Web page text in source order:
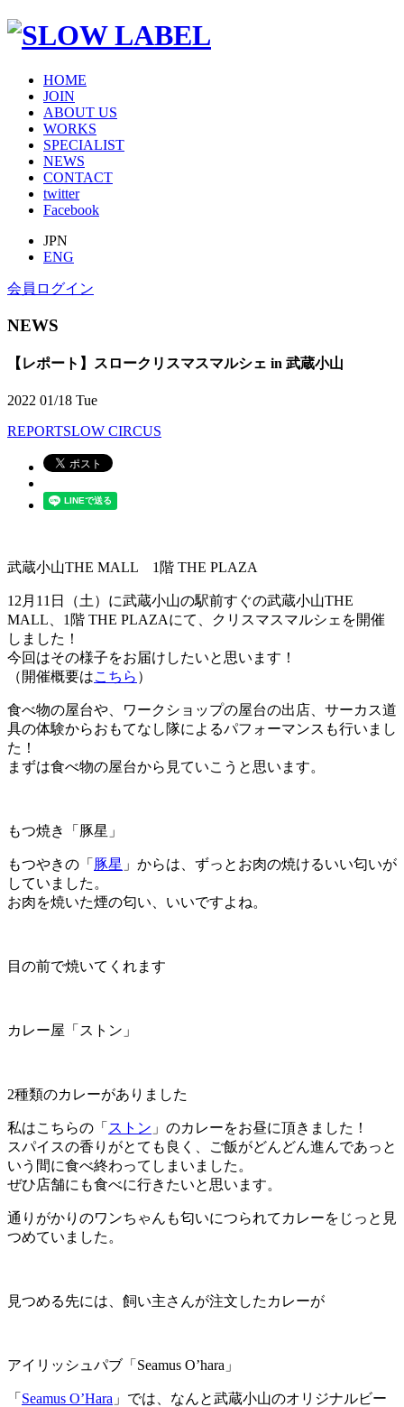
HOME
JOIN
ABOUT US
WORKS
SPECIALIST
NEWS
CONTACT
twitter
Facebook
JPN
ENG
会員ログイン
NEWS
【レポート】スロークリスマスマルシェ in 武蔵小山
2022 01/18 Tue
REPORTSLOW CIRCUS
武蔵小山THE MALL 1階 THE PLAZA
12月11日（土）に武蔵小山の駅前すぐの武蔵小山THE
MALL、1階 THE PLAZAにて、クリスマスマルシェを開催
しました！
今回はその様子をお届けしたいと思います！
（開催概要はこちら ）
食べ物の屋台や、ワークショップの屋台の出店、サーカス道
具の体験からおもてなし隊によるパフォーマンスも行いまし
た！
まずは食べ物の屋台から見ていこうと思います。
もつ焼き「豚星」
もつやきの「 豚星 」からは、ずっとお肉の焼けるいい匂いが
していました。
お肉を焼いた煙の匂い、いいですよね。
目の前で焼いてくれます
カレー屋「ストン」
2種類のカレーがありました
私はこちらの「 ストン 」のカレーをお昼に頂きました！
スパイスの香りがとても良く、ご飯がどんどん進んであっと
いう間に食べ終わってしまいました。
ぜひ店舗にも食べに行きたいと思います。
通りがかりのワンちゃんも匂いにつられてカレーをじっと見
つめていました。
見つめる先には、飼い主さんが注文したカレーが
アイリッシュパブ「Seamus O’hara」
「 Seamus O’Hara 」では、なんと武蔵小山のオリジナルビー